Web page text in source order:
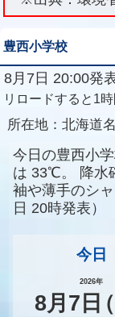
豊西小学校
8月7日 20:00発
リロードすると1
所在地： 北海道
今日の豊西小
は 33℃。 降水
袖や薄手のシ
日 20時発表）
今日
2026年
8月 7 日